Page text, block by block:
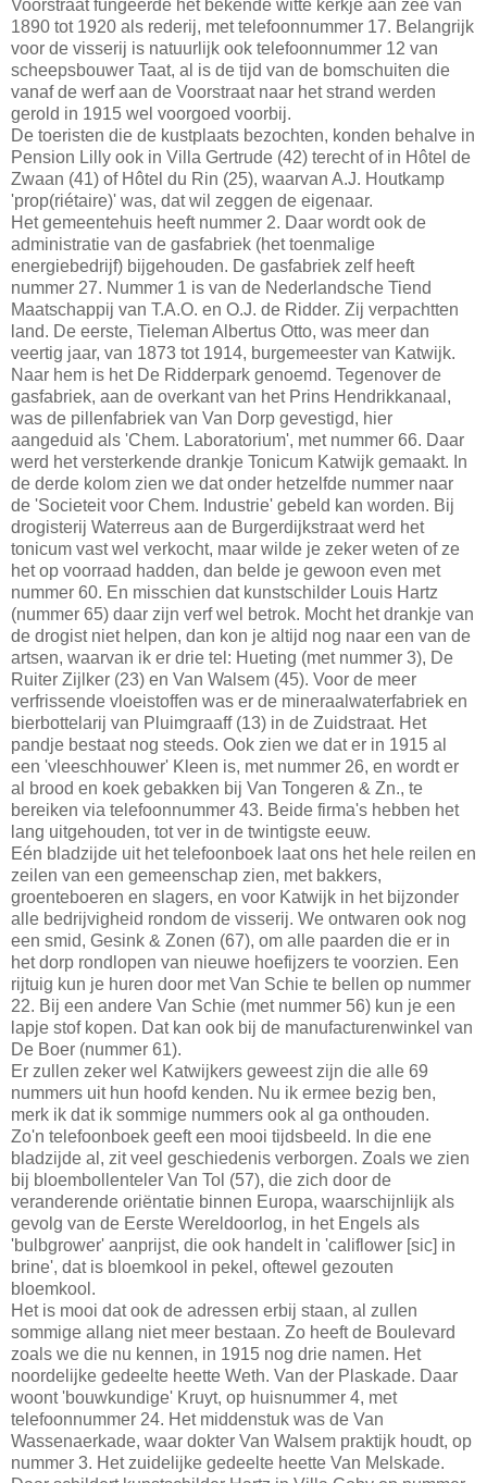
Voorstraat fungeerde het bekende witte kerkje aan zee van
1890 tot 1920 als rederij, met telefoonnummer 17. Belangrijk
voor de visserij is natuurlijk ook telefoonnummer 12 van
scheepsbouwer Taat, al is de tijd van de bomschuiten die
vanaf de werf aan de Voorstraat naar het strand werden
gerold in 1915 wel voorgoed voorbij.
De toeristen die de kustplaats bezochten, konden behalve in
Pension Lilly ook in Villa Gertrude (42) terecht of in Hôtel de
Zwaan (41) of Hôtel du Rin (25), waarvan A.J. Houtkamp
'prop(riétaire)' was, dat wil zeggen de eigenaar.
Het gemeentehuis heeft nummer 2. Daar wordt ook de
administratie van de gasfabriek (het toenmalige
energiebedrijf) bijgehouden. De gasfabriek zelf heeft
nummer 27. Nummer 1 is van de Nederlandsche Tiend
Maatschappij van T.A.O. en O.J. de Ridder. Zij verpachtten
land. De eerste, Tieleman Albertus Otto, was meer dan
veertig jaar, van 1873 tot 1914, burgemeester van Katwijk.
Naar hem is het De Ridderpark genoemd. Tegenover de
gasfabriek, aan de overkant van het Prins Hendrikkanaal,
was de pillenfabriek van Van Dorp gevestigd, hier
aangeduid als 'Chem. Laboratorium', met nummer 66. Daar
werd het versterkende drankje Tonicum Katwijk gemaakt. In
de derde kolom zien we dat onder hetzelfde nummer naar
de 'Societeit voor Chem. Industrie' gebeld kan worden. Bij
drogisterij Waterreus aan de Burgerdijkstraat werd het
tonicum vast wel verkocht, maar wilde je zeker weten of ze
het op voorraad hadden, dan belde je gewoon even met
nummer 60. En misschien dat kunstschilder Louis Hartz
(nummer 65) daar zijn verf wel betrok. Mocht het drankje van
de drogist niet helpen, dan kon je altijd nog naar een van de
artsen, waarvan ik er drie tel: Hueting (met nummer 3), De
Ruiter Zijlker (23) en Van Walsem (45). Voor de meer
verfrissende vloeistoffen was er de mineraalwaterfabriek en
bierbottelarij van Pluimgraaff (13) in de Zuidstraat. Het
pandje bestaat nog steeds. Ook zien we dat er in 1915 al
een 'vleeschhouwer' Kleen is, met nummer 26, en wordt er
al brood en koek gebakken bij Van Tongeren & Zn., te
bereiken via telefoonnummer 43. Beide firma's hebben het
lang uitgehouden, tot ver in de twintigste eeuw.
Eén bladzijde uit het telefoonboek laat ons het hele reilen en
zeilen van een gemeenschap zien, met bakkers,
groenteboeren en slagers, en voor Katwijk in het bijzonder
alle bedrijvigheid rondom de visserij. We ontwaren ook nog
een smid, Gesink & Zonen (67), om alle paarden die er in
het dorp rondlopen van nieuwe hoefijzers te voorzien. Een
rijtuig kun je huren door met Van Schie te bellen op nummer
22. Bij een andere Van Schie (met nummer 56) kun je een
lapje stof kopen. Dat kan ook bij de manufacturenwinkel van
De Boer (nummer 61).
Er zullen zeker wel Katwijkers geweest zijn die alle 69
nummers uit hun hoofd kenden. Nu ik ermee bezig ben,
merk ik dat ik sommige nummers ook al ga onthouden.
Zo'n telefoonboek geeft een mooi tijdsbeeld. In die ene
bladzijde al, zit veel geschiedenis verborgen. Zoals we zien
bij bloembollenteler Van Tol (57), die zich door de
veranderende oriëntatie binnen Europa, waarschijnlijk als
gevolg van de Eerste Wereldoorlog, in het Engels als
'bulbgrower' aanprijst, die ook handelt in 'califlower [sic] in
brine', dat is bloemkool in pekel, oftewel gezouten
bloemkool.
Het is mooi dat ook de adressen erbij staan, al zullen
sommige allang niet meer bestaan. Zo heeft de Boulevard
zoals we die nu kennen, in 1915 nog drie namen. Het
noordelijke gedeelte heette Weth. Van der Plaskade. Daar
woont 'bouwkundige' Kruyt, op huisnummer 4, met
telefoonnummer 24. Het middenstuk was de Van
Wassenaerkade, waar dokter Van Walsem praktijk houdt, op
nummer 3. Het zuidelijke gedeelte heette Van Melskade.